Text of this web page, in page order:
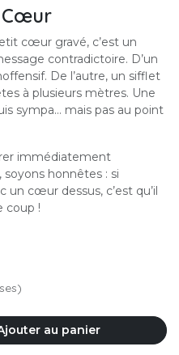
Cœur
cœur gravé, c’est un
contradictoire. D’un
De l’autre, un sifflet
à plusieurs mètres. Une
sympa… mais pas au point
immédiatement
honnêtes : si
un cœur dessus, c’est qu’il
coup !
au panier